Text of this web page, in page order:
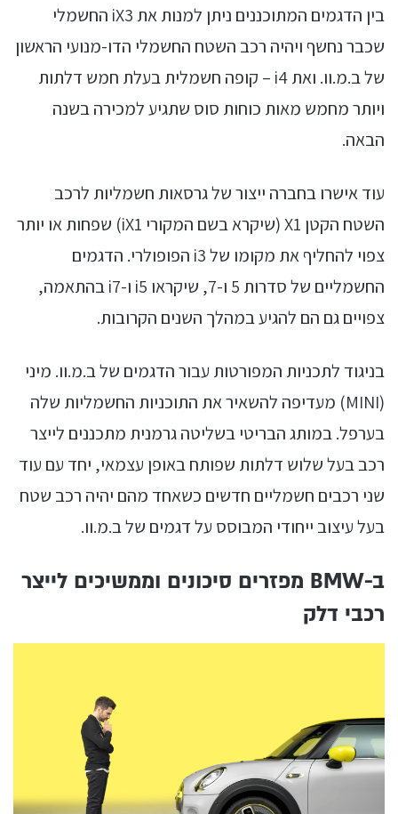
בין הדגמים המתוכננים ניתן למנות את iX3 החשמלי
שכבר נחשף ויהיה רכב השטח החשמלי הדו-מנועי הראשון
של ב.מ.וו. ואת i4 – קופה חשמלית בעלת חמש דלתות
ויותר מחמש מאות כוחות סוס שתגיע למכירה בשנה
הבאה.
עוד אישרו בחברה ייצור של גרסאות חשמליות לרכב
השטח הקטן X1 (שיקרא בשם המקורי iX1) שפחות או יותר
צפוי להחליף את מקומו של i3 הפופולרי. הדגמים
החשמליים של סדרות 5 ו-7, שיקראו i5 ו-i7 בהתאמה,
צפויים גם הם להגיע במהלך השנים הקרובות.
בניגוד לתכניות המפורטות עבור הדגמים של ב.מ.וו. מיני
(MINI) מעדיפה להשאיר את התוכניות החשמליות שלה
בערפל. במותג הבריטי בשליטה גרמנית מתכננים לייצר
רכב בעל שלוש דלתות שפותח באופן עצמאי, יחד עם עוד
שני רכבים חשמליים חדשים כשאחד מהם יהיה רכב שטח
בעל עיצוב ייחודי המבוסס על דגמים של ב.מ.וו.
ב-BMW מפזרים סיכונים וממשיכים לייצר
רכבי דלק